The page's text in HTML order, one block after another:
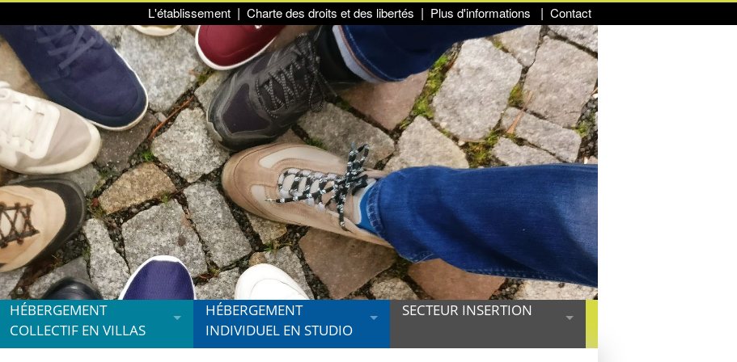
L'établissement Charte des droits et des libertés Plus d'informations Contact
HÉBERGEMENT
COLLECTIF EN VILLAS
HÉBERGEMENT
INDIVIDUEL EN STUDIO
SECTEUR INSERTION